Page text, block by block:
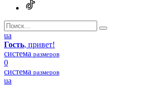
ua
Гость, привет!
система размеров
0
система размеров
ua